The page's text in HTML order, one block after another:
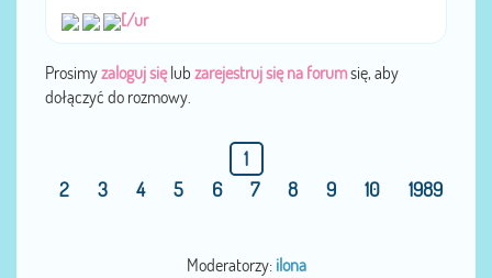
[/ur
Prosimyzaloguj sięlub zarejestruj się na forumsię, aby
dołączyć do rozmowy.
1
2
3 4 5 6 7 8 9 10 1989
Moderatorzy: ilona